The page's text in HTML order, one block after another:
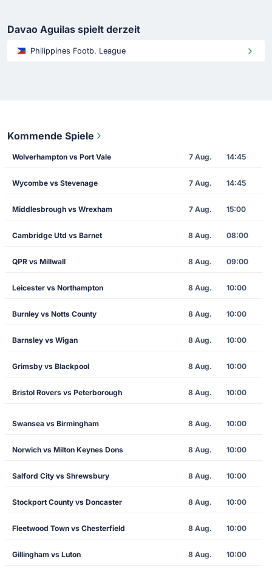
Davao Aguilas spielt derzeit
Philippines Footb. League
Kommende Spiele
Wolverhampton vs Port Vale 7 Aug. 14:45
Wycombe vs Stevenage 7 Aug. 14:45
Middlesbrough vs Wrexham 7 Aug. 15:00
Cambridge Utd vs Barnet 8 Aug. 08:00
QPR vs Millwall 8 Aug. 09:00
Leicester vs Northampton 8 Aug. 10:00
Burnley vs Notts County 8 Aug. 10:00
Barnsley vs Wigan 8 Aug. 10:00
Grimsby vs Blackpool 8 Aug. 10:00
Bristol Rovers vs Peterborough 8 Aug. 10:00
Swansea vs Birmingham 8 Aug. 10:00
Norwich vs Milton Keynes Dons 8 Aug. 10:00
Salford City vs Shrewsbury 8 Aug. 10:00
Stockport County vs Doncaster 8 Aug. 10:00
Fleetwood Town vs Chesterfield 8 Aug. 10:00
Gillingham vs Luton 8 Aug. 10:00